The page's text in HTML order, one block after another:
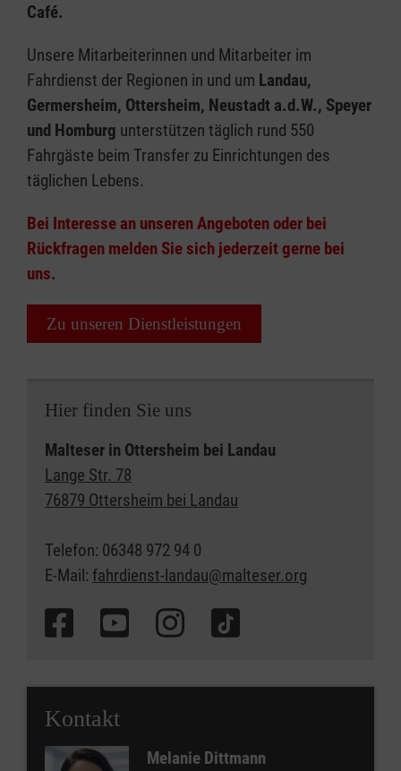
Café.
Unsere Mitarbeiterinnen und Mitarbeiter im
Fahrdienst der Regionen in und um Landau,
Germersheim, Ottersheim, Neustadt a.d.W., Speyer
und Homburg unterstützen täglich rund 550
Fahrgäste beim Transfer zu Einrichtungen des
täglichen Lebens.
Bei Interesse an unseren Angeboten oder bei
Rückfragen melden Sie sich jederzeit gerne bei
uns.
Zu unseren Dienstleistungen
Hier finden Sie uns
Malteser in Ottersheim bei Landau
Lange Str. 78
76879 Ottersheim bei Landau
Telefon: 06348 972 94 0
E-Mail: fahrdienst-landau@malteser.org
Kontakt
Melanie Dittmann